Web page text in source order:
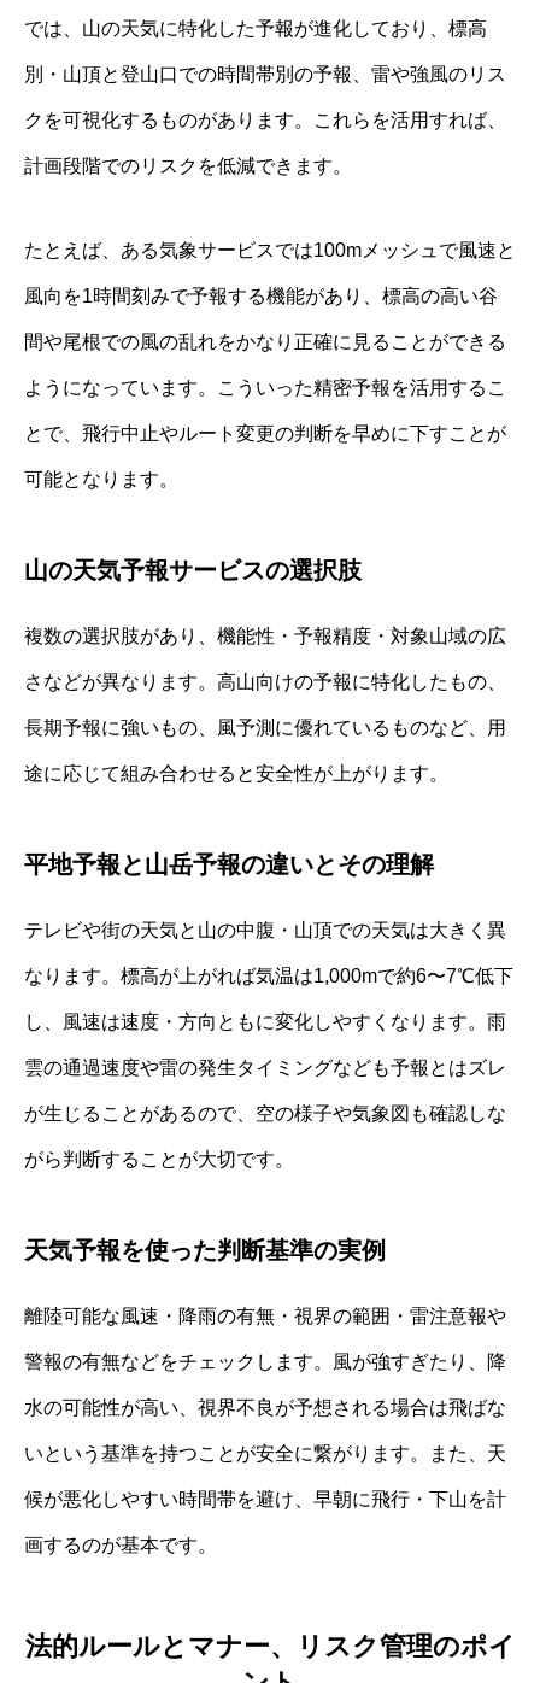
では、山の天気に特化した予報が進化しており、標高
別・山頂と登山口での時間帯別の予報、雷や強風のリス
クを可視化するものがあります。これらを活用すれば、
計画段階でのリスクを低減できます。
たとえば、ある気象サービスでは100mメッシュで風速と
風向を1時間刻みで予報する機能があり、標高の高い谷
間や尾根での風の乱れをかなり正確に見ることができる
ようになっています。こういった精密予報を活用するこ
とで、飛行中止やルート変更の判断を早めに下すことが
可能となります。
山の天気予報サービスの選択肢
複数の選択肢があり、機能性・予報精度・対象山域の広
さなどが異なります。高山向けの予報に特化したもの、
長期予報に強いもの、風予測に優れているものなど、用
途に応じて組み合わせると安全性が上がります。
平地予報と山岳予報の違いとその理解
テレビや街の天気と山の中腹・山頂での天気は大きく異
なります。標高が上がれば気温は1,000mで約6〜7℃低下
し、風速は速度・方向ともに変化しやすくなります。雨
雲の通過速度や雷の発生タイミングなども予報とはズレ
が生じることがあるので、空の様子や気象図も確認しな
がら判断することが大切です。
天気予報を使った判断基準の実例
離陸可能な風速・降雨の有無・視界の範囲・雷注意報や
警報の有無などをチェックします。風が強すぎたり、降
水の可能性が高い、視界不良が予想される場合は飛ばな
いという基準を持つことが安全に繋がります。また、天
候が悪化しやすい時間帯を避け、早朝に飛行・下山を計
画するのが基本です。
法的ルールとマナー、リスク管理のポイ